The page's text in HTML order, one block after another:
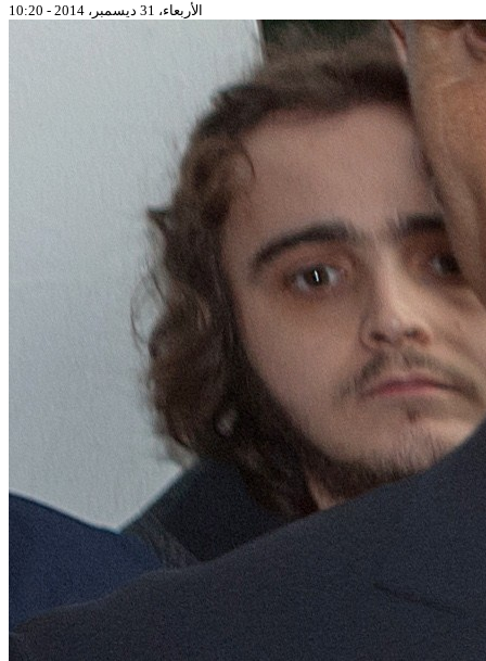
الأربعاء، 31 ديسمبر، 2014 - 10:20